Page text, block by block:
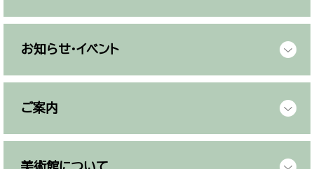
お知らせ・イベント
ご案内